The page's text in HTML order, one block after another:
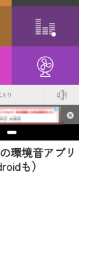
環境音アプリ
も）